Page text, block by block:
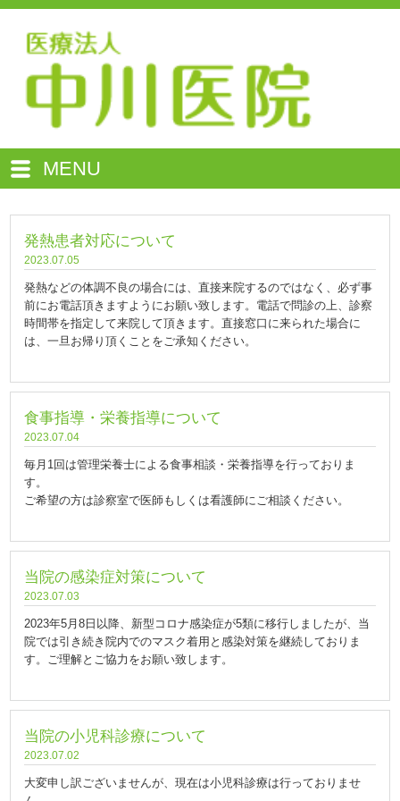
MENU
発熱患者対応について
2023.07.05
発熱などの体調不良の場合には、直接来院するのではなく、必ず事
前にお電話頂きますようにお願い致します。電話で問診の上、診察
時間帯を指定して来院して頂きます。直接窓口に来られた場合に
は、一旦お帰り頂くことをご承知ください。
食事指導・栄養指導について
2023.07.04
毎月1回は管理栄養士による食事相談・栄養指導を行っておりま
す。
ご希望の方は診察室で医師もしくは看護師にご相談ください。
当院の感染症対策について
2023.07.03
2023年5月8日以降、新型コロナ感染症が5類に移行しましたが、当
院では引き続き院内でのマスク着用と感染対策を継続しておりま
す。ご理解とご協力をお願い致します。
当院の小児科診療について
2023.07.02
大変申し訳ございませんが、現在は小児科診療は行っておりませ